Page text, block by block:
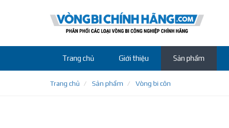
Trang chủ Giới thiệu Sản phẩm
Trang chủ Sản phẩm Vòng bi côn